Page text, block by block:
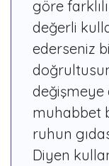
göre
değerli
ederseniz
değişmeye
muhabbet
ruhun
Diyen